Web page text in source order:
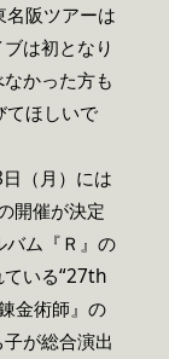
阪ツアーは
は初となり
かった方も
てほしいで
（月）には
開催が決定
バム『Ｒ』の
ている“27th
金術師』の
が総合演出